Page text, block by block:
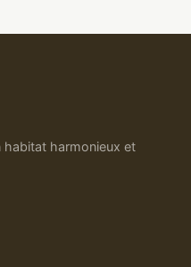
habitat harmonieux et